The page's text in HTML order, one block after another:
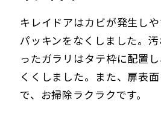
キレイドアはカビが発生し
パッキンをなくしました。
ったガラリはタテ枠に配置
くくしました。また、扉表
で、お掃除ラクラクです。